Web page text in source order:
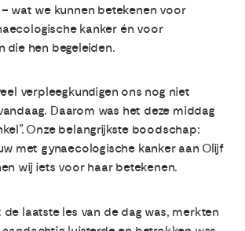
wat we kunnen betekenen voor
kanker én voor
die hen begeleiden.
verpleegkundigen ons nog niet
Daarom was het deze middag
Onze belangrijkste boodschap:
met gynaecologische kanker aan Olijf
wij iets voor haar betekenen.
laatste les van de dag was, merkten